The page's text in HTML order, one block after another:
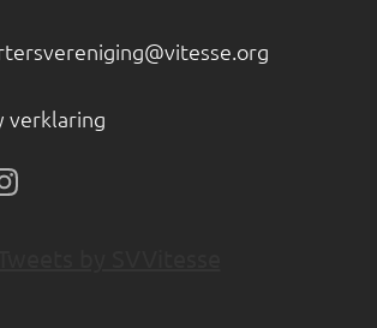
verklaring